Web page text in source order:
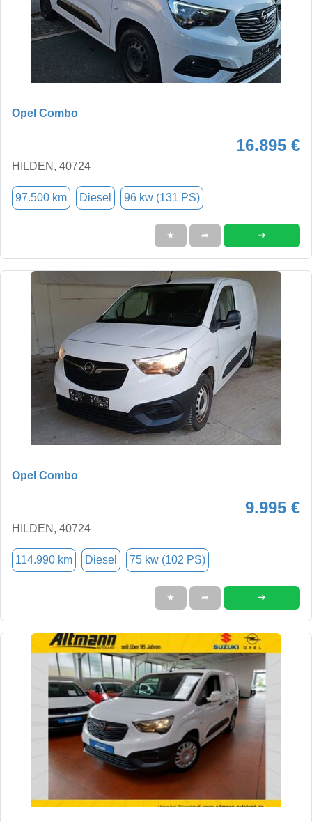
Opel Combo
16.895 €
HILDEN, 40724
97.500 km Diesel 96 kw (131 PS)
★ ➦ ➜
Opel Combo
9.995 €
HILDEN, 40724
114.990 km Diesel 75 kw (102 PS)
★ ➦ ➜